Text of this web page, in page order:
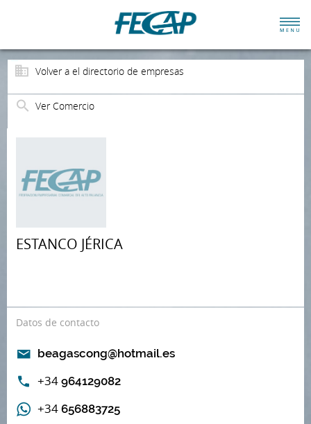
Volver a el directorio de empresas
Ver Comercio
ESTANCO JÉRICA
Datos de contacto
beagascong@hotmail.es
+34 964129082
+34 656883725